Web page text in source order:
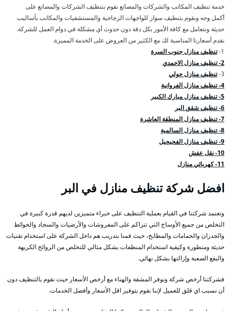
خدمة تنظيف المكاتب والشركات والمصانع نقوم بتنظيف الشركات والمصانع على
أكمل وجه ونقوم بتنظيف سوار للواجهات الزجاجية والمستشفيات والمكاتب بأساليب
حديثة ونتعامل مع كافة الأمور بكل دقة دون حدوث أي مشكلة في دوام العمل للشركة.
نقدم أسعارنا المناسبة لك مع الكثير من العروض على الخدمة المميزة.
1- تنظيف منازل جنوب السرة
2- تنظيف منازل الاحمدي
3- تنظيف منازل حولي
4- تنظيف منازل الفروانية
5- تنظيف منازل مبارك الكبير
6- تنظيف شقق البر
7- تنظيف منازل المنطقة العاشرة
8- تنظيف منازل السالمية
9- تنظيف منازل الفحيحيل
10- نقل عفش
11- كهربائي منازل
افضل شركة تنظيف منازل في البر
وتعتمد شركتنا في القيام بعملية التنظيف على خبراء متميزين لديهم قدرة كبيرة في
التخلص من جميع الأوساخ التي تتراكم على المفروشات والأرضيات والسجاد والحوائط
والجدران والحمامات والمطابخ، حيث قمنا بتدريب هم داخل الشركة على استخدام تقنيات
حديثة ومتطورة وكيفية استخدام المنظفات بشكل مثالي للتخلص من الروائح الكريهة
والبقع الصعبة وإزالتها بشكل نهائي.
فشركتنا أرخص شركة ونوفر المشقة والهناء مع أرخص الأسعار حيث نقوم بالتنظيف دون
أن نسبب اي قلق للعميل لإننا نقوم بتوفير اقل الأسعار وأفضل الخدمات.